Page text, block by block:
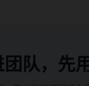
团队，先